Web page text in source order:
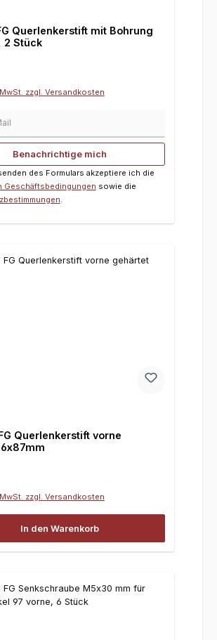
Querlenkerstift mit Bohrung
2 Stück
zzgl. Versandkosten
Benachrichtige mich
des Formulars akzeptiere ich die
Geschäftsbedingungen sowie die
Querlenkerstift vorne
zzgl. Versandkosten
In den Warenkorb